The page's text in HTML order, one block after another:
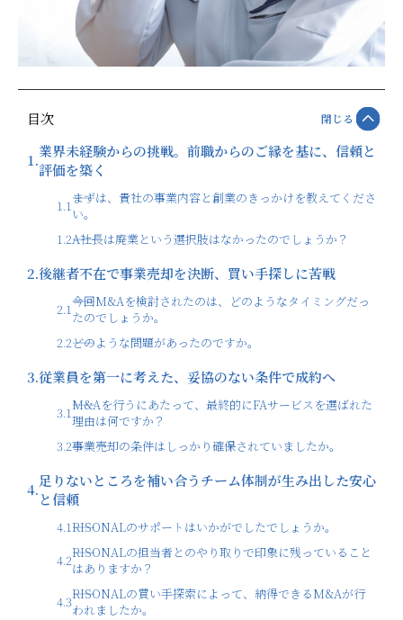
目次 閉じる
1.業界未経験からの挑戦。前職からのご縁を基に、信頼と
評価を築く
1.1――まずは、貴社の事業内容と創業のきっかけを教えてくださ
い。
1.2――A社長は廃業という選択肢はなかったのでしょうか？
2.後継者不在で事業売却を決断、買い手探しに苦戦
2.1――今回M&Aを検討されたのは、どのようなタイミングだっ
たのでしょうか。
2.2――どのような問題があったのですか。
3.従業員を第一に考えた、妥協のない条件で成約へ
3.1――M&Aを行うにあたって、最終的にFAサービスを選ばれた
理由は何ですか？
3.2――事業売却の条件はしっかり確保されていましたか。
4.足りないところを補い合うチーム体制が生み出した安心
と信頼
4.1――RISONALのサポートはいかがでしたでしょうか。
4.2――RISONALの担当者とのやり取りで印象に残っていること
はありますか？
4.3――RISONALの買い手探索によって、納得できるM&Aが行
われましたか。